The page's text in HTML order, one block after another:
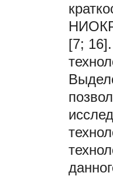
НИОКР
[7;